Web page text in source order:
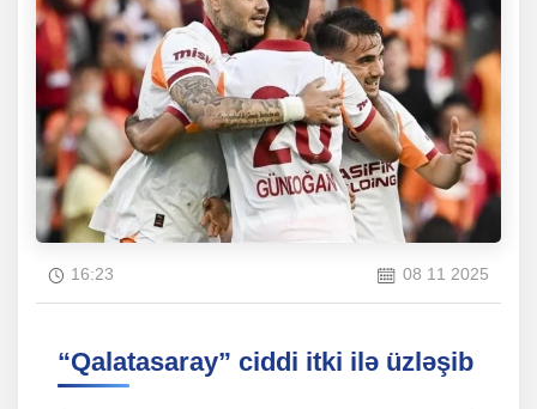
16:23 08 11 2025
“Qalatasaray” ciddi itki ilə üzləşib